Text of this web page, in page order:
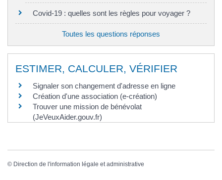
Covid-19 : quelles sont les règles pour voyager ?
Toutes les questions réponses
ESTIMER, CALCULER, VÉRIFIER
Signaler son changement d'adresse en ligne
Création d'une association (e-création)
Trouver une mission de bénévolat
(JeVeuxAider.gouv.fr)
© Direction de l'information légale et administrative